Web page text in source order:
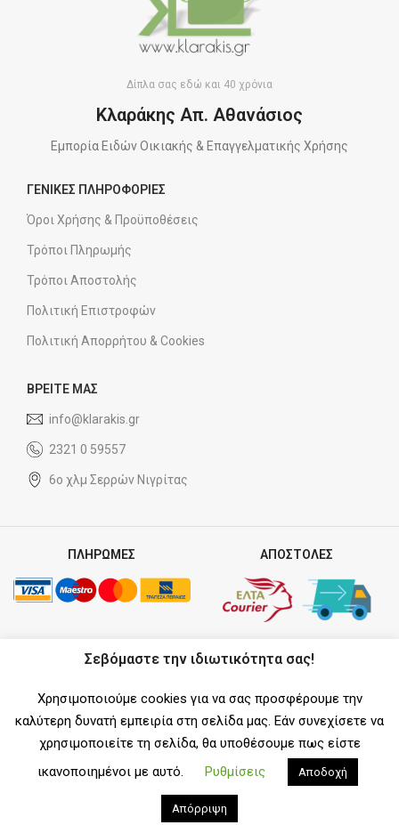
Δίπλα σας εδώ και 40 χρόνια
Κλαράκης Απ. Αθανάσιος
Εμπορία Ειδών Οικιακής & Επαγγελματικής Χρήσης
ΓΕΝΙΚΕΣ ΠΛΗΡΟΦΟΡΙΕΣ
Όροι Χρήσης & Προϋποθέσεις
Τρόποι Πληρωμής
Τρόποι Αποστολής
Πολιτική Επιστροφών
Πολιτική Απορρήτου & Cookies
ΒΡΕΙΤΕ ΜΑΣ
info@klarakis.gr
2321 0 59557
6ο χλμ Σερρών Νιγρίτας
ΠΛΗΡΩΜΕΣ ΑΠΟΣΤΟΛΕΣ
ΣΥΝΕΡΓΑΤΗΣ
SOCIAL MEDIA
Σεβόμαστε την ιδιωτικότητα σας!
Χρησιμοποιούμε cookies για να σας προσφέρουμε την
καλύτερη δυνατή εμπειρία στη σελίδα μας. Εάν συνεχίσετε να
χρησιμοποιείτε τη σελίδα, θα υποθέσουμε πως είστε
ικανοποιημένοι με αυτό.
Ρυθμίσεις Αποδοχή
Απόρριψη